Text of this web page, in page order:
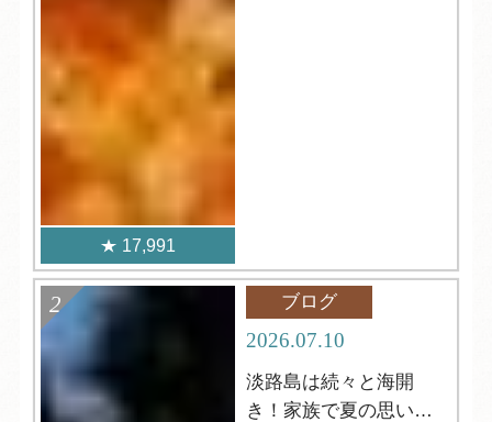
17,991
ブログ
2026.07.10
淡路島は続々と海開
き！家族で夏の思い出